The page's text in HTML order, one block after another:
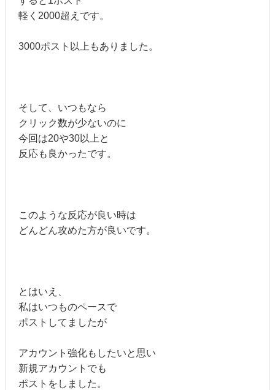
軽く2000超えです。
3000ポスト以上もありました。
そして、いつもなら
クリック数が少ないのに
今回は20や30以上と
反応も良かったです。
このような反応が良い時は
どんどん攻めた方が良いです。
とはいえ、
私はいつものペースで
ポストしてましたが
アカウント強化もしたいと思い
新規アカウントでも
ポストをしました。